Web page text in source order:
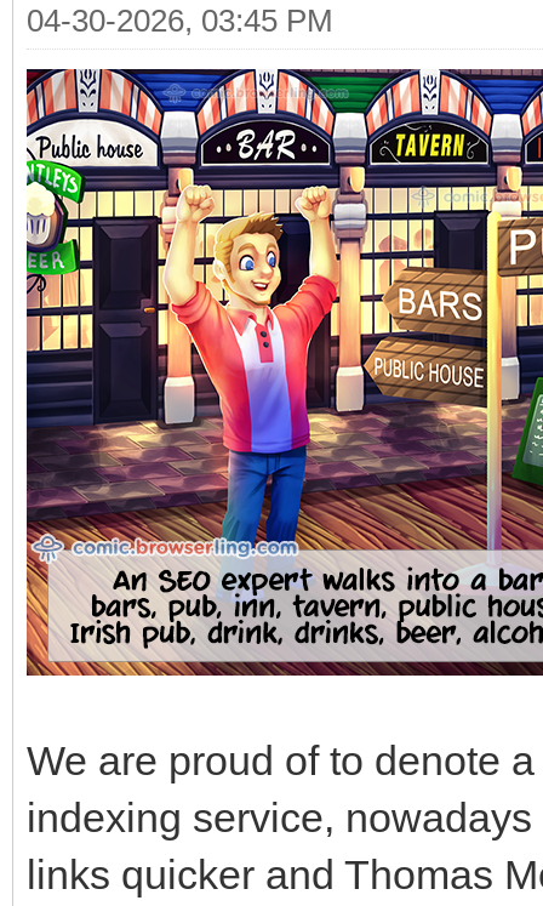
04-30-2026, 03:45 PM
We are proud of to denote
indexing service,
links quicker and Thomas